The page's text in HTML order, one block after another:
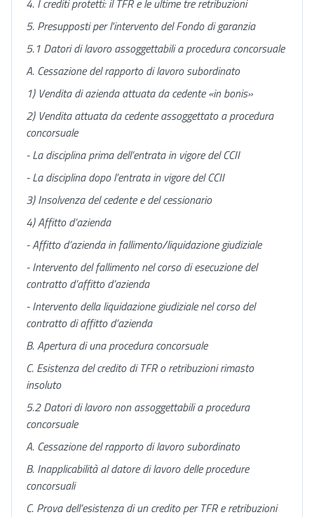
4. I crediti protetti: il TFR e le ultime tre retribuzioni
5. Presupposti per l'intervento del Fondo di garanzia
5.1 Datori di lavoro assoggettabili a procedura concorsuale
A. Cessazione del rapporto di lavoro subordinato
1) Vendita di azienda attuata da cedente «in bonis»
2) Vendita attuata da cedente assoggettato a procedura
concorsuale
- La disciplina prima dell’entrata in vigore del CCII
- La disciplina dopo l’entrata in vigore del CCII
3)Insolvenza del cedente e del cessionario
4)Affitto d’azienda
- Affitto d’azienda in fallimento/liquidazione giudiziale
- Intervento del fallimento nel corso di esecuzione del
contratto d’affitto d’azienda
- Intervento della liquidazione giudiziale nel corso del
contratto di affitto d’azienda
B.Apertura di una procedura concorsuale
C. Esistenza del credito di TFR o retribuzioni rimasto
insoluto
5.2 Datori di lavoro non assoggettabili a procedura
concorsuale
A. Cessazione del rapporto di lavoro subordinato
B. Inapplicabilità al datore di lavoro delle procedure
concorsuali
C. Prova dell’esistenza di un credito per TFR e retribuzioni